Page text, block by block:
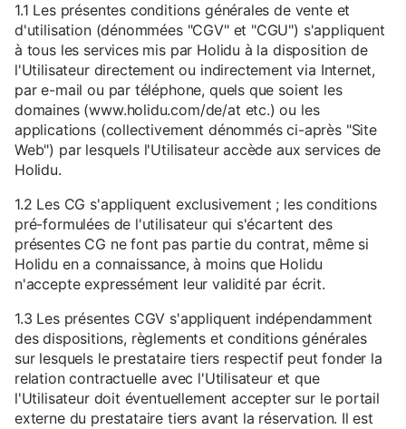
1.1 Les présentes conditions générales de vente et
d'utilisation (dénommées "CGV" et "CGU") s'appliquent
à tous les services mis par Holidu à la disposition de
l'Utilisateur directement ou indirectement via Internet,
par e-mail ou par téléphone, quels que soient les
domaines (www.holidu.com/de/at etc.) ou les
applications (collectivement dénommés ci-après "Site
Web") par lesquels l'Utilisateur accède aux services de
Holidu.
1.2 Les CG s'appliquent exclusivement ; les conditions
pré-formulées de l'utilisateur qui s'écartent des
présentes CG ne font pas partie du contrat, même si
Holidu en a connaissance, à moins que Holidu
n'accepte expressément leur validité par écrit.
1.3 Les présentes CGV s'appliquent indépendamment
des dispositions, règlements et conditions générales
sur lesquels le prestataire tiers respectif peut fonder la
relation contractuelle avec l'Utilisateur et que
l'Utilisateur doit éventuellement accepter sur le portail
externe du prestataire tiers avant la réservation. Il est